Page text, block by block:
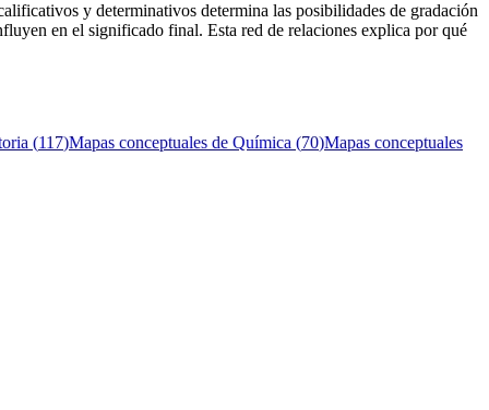
y determinativos determina las posibilidades de gradación
en el significado final. Esta red de relaciones explica por qué
(117)Mapas conceptuales de Química (70)Mapas conceptuales